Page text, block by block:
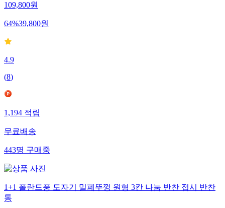
109,800원
64%39,800원
4.9
(8)
1,194적립
무료배송
443명구매중
1+1 폴란드풍 도자기 밀폐뚜껑 원형 3칸 나눔 반찬 접시 반찬
통